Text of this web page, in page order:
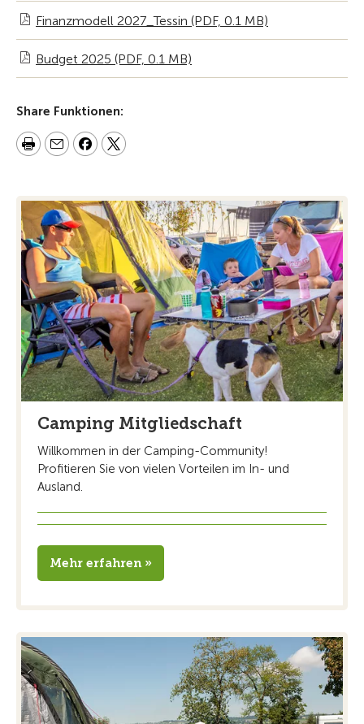
Finanzmodell 2027_Tessin (PDF, 0.1 MB)
Budget 2025 (PDF, 0.1 MB)
Share Funktionen:
Camping Mitgliedschaft
Willkommen in der Camping-Community!
Profitieren Sie von vielen Vorteilen im In- und
Ausland.
Mehr erfahren »